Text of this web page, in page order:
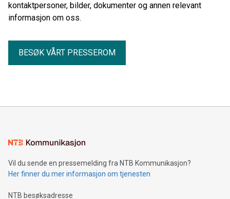
kontaktpersoner, bilder, dokumenter og annen relevant
informasjon om oss.
BESØK VÅRT PRESSEROM
Vil du sende en pressemelding fra NTB Kommunikasjon?
Her finner du mer informasjon om tjenesten
NTB besøksadresse